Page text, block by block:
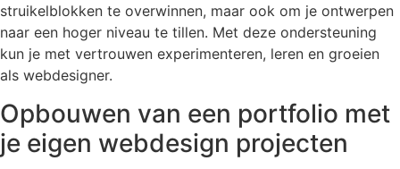
struikelblokken te overwinnen, maar ook om je ontwerpen
naar een hoger niveau te tillen. Met deze ondersteuning
kun je met vertrouwen experimenteren, leren en groeien
als webdesigner.
Opbouwen van een portfolio met
je eigen webdesign projecten